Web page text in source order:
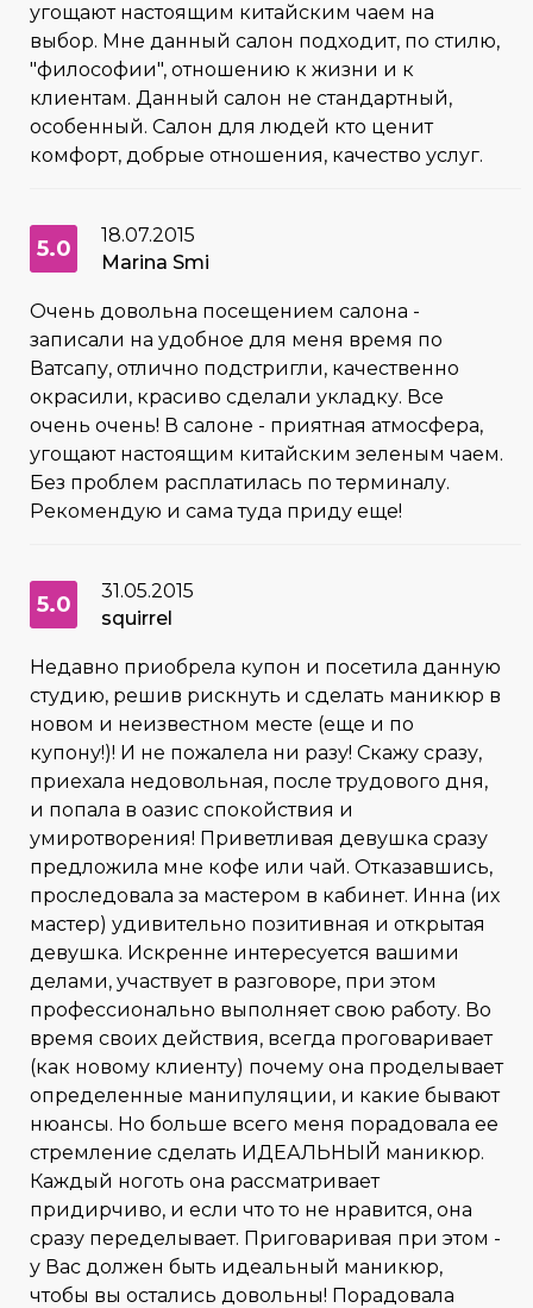
угощают настоящим китайским чаем на
выбор. Мне данный салон подходит, по стилю,
"философии", отношению к жизни и к
клиентам. Данный салон не стандартный,
особенный. Салон для людей кто ценит
комфорт, добрые отношения, качество услуг.
5.0
18.07.2015
Marina Smi
Очень довольна посещением салона -
записали на удобное для меня время по
Ватсапу, отлично подстригли, качественно
окрасили, красиво сделали укладку. Все
очень очень! В салоне - приятная атмосфера,
угощают настоящим китайским зеленым чаем.
Без проблем расплатилась по терминалу.
Рекомендую и сама туда приду еще!
5.0
31.05.2015
squirrel
Недавно приобрела купон и посетила данную
студию, решив рискнуть и сделать маникюр в
новом и неизвестном месте (еще и по
купону!)! И не пожалела ни разу! Скажу сразу,
приехала недовольная, после трудового дня,
и попала в оазис спокойствия и
умиротворения! Приветливая девушка сразу
предложила мне кофе или чай. Отказавшись,
проследовала за мастером в кабинет. Инна (их
мастер) удивительно позитивная и открытая
девушка. Искренне интересуется вашими
делами, участвует в разговоре, при этом
профессионально выполняет свою работу. Во
время своих действия, всегда проговаривает
(как новому клиенту) почему она проделывает
определенные манипуляции, и какие бывают
нюансы. Но больше всего меня порадовала ее
стремление сделать ИДЕАЛЬНЫЙ маникюр.
Каждый ноготь она рассматривает
придирчиво, и если что то не нравится, она
сразу переделывает. Приговаривая при этом -
у Вас должен быть идеальный маникюр,
чтобы вы остались довольны! Порадовала